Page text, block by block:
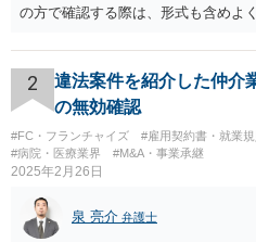
の方で確認する際は、形式も含めよ
正 →のぞましくはないですが、時た
弁護士が起案 Ⅰ依頼者に内容の確
念のため事務員が確認 Ⅳ提出 の流れ
気が付くことが多いです。仮処分等
判所窓口で修正して受理してもらう
場合は責められない部分もあるかと
うね。よくわからないならば弁護士
よいですかと聞くべきではあると思
2
違法案件を紹介した仲介
の無効確認
#FC・フランチャイズ #雇用契約書・就業
#病院・医療業界
#M&A・事業承継
2025年2月26日
泉 亮介 弁護士